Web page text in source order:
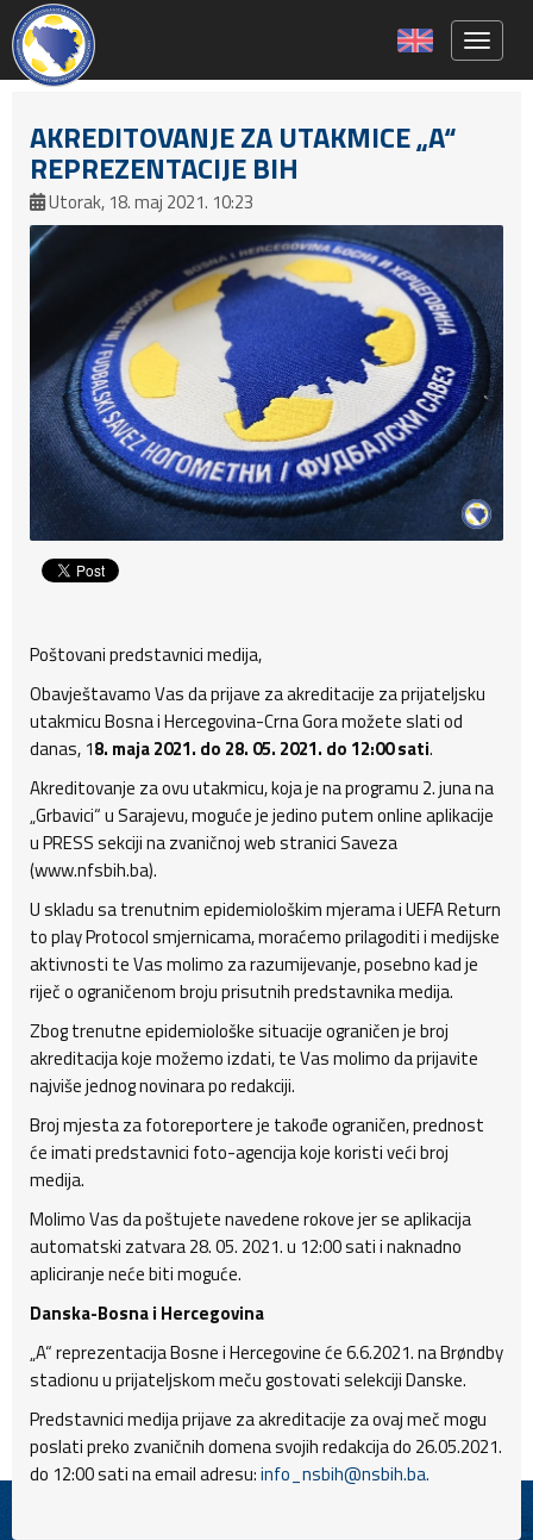
AKREDITOVANJE ZA UTAKMICE „A“
REPREZENTACIJE BIH
Utorak, 18. maj 2021. 10:23
Poštovani predstavnici medija,
Obavještavamo Vas da prijave za akreditacije za prijateljsku
utakmicu Bosna i Hercegovina-Crna Gora možete slati od
danas, 18. maja 2021. do 28. 05. 2021. do 12:00 sati.
Akreditovanje za ovu utakmicu, koja je na programu 2. juna na
„Grbavici“ u Sarajevu, moguće je jedino putem online aplikacije
u PRESS sekciji na zvaničnoj web stranici Saveza
(www.nfsbih.ba).
U skladu sa trenutnim epidemiološkim mjerama i UEFA Return
to play Protocol smjernicama, moraćemo prilagoditi i medijske
aktivnosti te Vas molimo za razumijevanje, posebno kad je
riječ o ograničenom broju prisutnih predstavnika medija.
Zbog trenutne epidemiološke situacije ograničen je broj
akreditacija koje možemo izdati, te Vas molimo da prijavite
najviše jednog novinara po redakciji.
Broj mjesta za fotoreportere je takođe ograničen, prednost
će imati predstavnici foto-agencija koje koristi veći broj
medija.
Molimo Vas da poštujete navedene rokove jer se aplikacija
automatski zatvara 28. 05. 2021. u 12:00 sati i naknadno
apliciranje neće biti moguće.
Danska-Bosna i Hercegovina
„A“ reprezentacija Bosne i Hercegovine će 6.6.2021. na Brøndby
stadionu u prijateljskom meču gostovati selekciji Danske.
Predstavnici medija prijave za akreditacije za ovaj meč mogu
poslati preko zvaničnih domena svojih redakcija do 26.05.2021.
do 12:00 sati na email adresu:info_nsbih@nsbih.ba.